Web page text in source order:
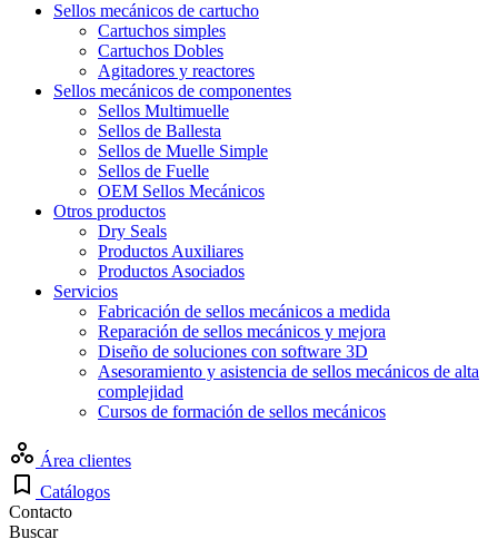
Sellos mecánicos de cartucho
Cartuchos simples
Cartuchos Dobles
Agitadores y reactores
Sellos mecánicos de componentes
Sellos Multimuelle
Sellos de Ballesta
Sellos de Muelle Simple
Sellos de Fuelle
OEM Sellos Mecánicos
Otros productos
Dry Seals
Productos Auxiliares
Productos Asociados
Servicios
Fabricación de sellos mecánicos a medida
Reparación de sellos mecánicos y mejora
Diseño de soluciones con software 3D
Asesoramiento y asistencia de sellos mecánicos de alta
complejidad
Cursos de formación de sellos mecánicos
Área clientes
Catálogos
Contacto
Buscar